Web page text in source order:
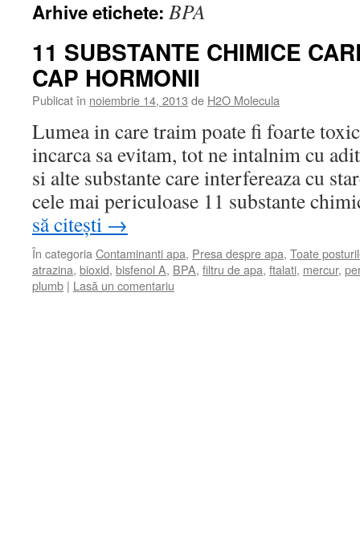
Arhive etichete: BPA
11 SUBSTANTE CHIMICE
CAP HORMONII
Publicat în noiembrie 14, 2013 de H2O Molecula
Lumea in care traim poate fi foarte
incarca sa evitam, tot ne intalnim cu
si alte substante care interfereaza cu
cele mai periculoase 11 substante
să citești →
În categoria Contaminanti apa, Presa despre apa, Toate
atrazina, bioxid, bisfenol A, BPA, filtru de apa, ftalati, mercur,
plumb | Lasă un comentariu